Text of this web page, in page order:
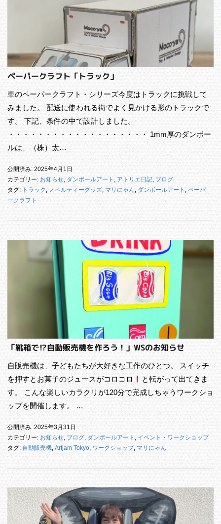
ペーパークラフト「トラック」
車のペーパークラフト・シリーズ今度はトラックに挑戦して
みました。 配送に使われる街でよく見かける形のトラックで
す。 下記、条件の中で設計しました。
・・・・・・・・・・・・・・・・・・・ 1mm厚のダンボー
ルは、（株）太…
公開済み: 2025年4月1日
カテゴリー: お知らせ, ダンボールアート , アトリエ日記, ブログ
タグ: トラック , ノベルティーグッズ, マリにゃん, ダンボールアート, ペーパ
ークラフト
「靴箱で⁉︎自動販売機を作ろう！」WSのお知らせ
自販売機は、子どもたちが大好きな工作のひとつ。 スイッチ
を押すとお菓子のジュースがコロコロ
と転がって出てきま
す。 こんな楽しいカラクリが120分で完成しちゃうワークショ
ップを開催します。 …
公開済み: 2025年3月31日
カテゴリー: お知らせ, ブログ, ダンボールアート , イベント・ワークショップ
タグ: 自動販売機, Artjam Tokyo, ワークショップ, マリにゃん